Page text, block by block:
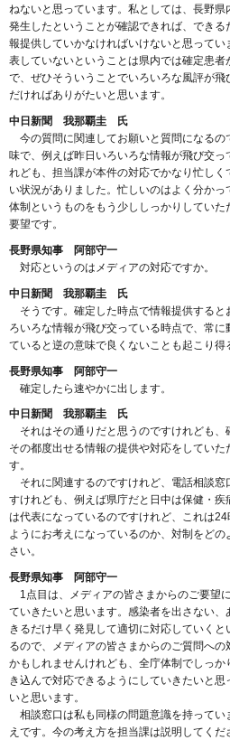
ねないと思っています。私としては、長野
発生したということが確認できれば、でき
報提供していかなければいけないと思って
表していないということは県内では確定患
で、ぜひそういうことでいろいろな風評が
だければありがたいと思います。
中日新聞 我那覇圭 氏
今の質問に関連してお願いと質問になるの
味で、例えば昨日いろいろな情報が飛び交
れども、担当課が本件の対応でかなり忙し
い状況がありました。忙しいのはよく分か
体制というものをもう少ししっかりしてい
要望です。
長野県知事 阿部守一
対応というのはメディアの対応ですか。
中日新聞 我那覇圭 氏
そうです。確定した時点で情報提供すると
ろいろな情報が飛び交っている時点で、常
ていると逆の意味で良くないことも起こり得
長野県知事 阿部守一
確定したら速やかに出します。
中日新聞 我那覇圭 氏
それはその通りだと思うのですけれども、
その都度出せる情報の提供や対応をしてい
す。
それに関連するのですけれど、電話相談窓
すけれども、例えば県庁だと日中は保健・
は代表になっているのですけれど、これは
ようにお考えになっているのか、対制をど
さい。
長野県知事 阿部守一
1点目は、メディアの皆さまからのご要望
ていきたいと思います。感染者を出さない
きるだけ早く発見して適切に対応していく
るので、メディアの皆さまからのご質問へ
かもしれませんけれども、全庁体制でしっ
き込んで対応できるようにしていきたいと
いと思います。
相談窓口は私も同様の問題意識を持ってい
えです。今の考え方を担当課は説明してくだ